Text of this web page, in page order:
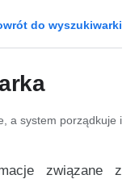
do wyszukiwarki
a system porządkuje i
związane z